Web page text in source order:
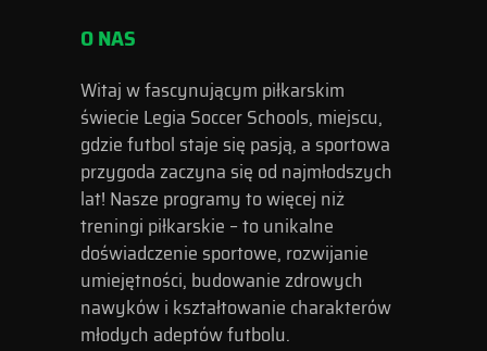
O NAS
Witaj w fascynującym piłkarskim
świecie Legia Soccer Schools, miejscu,
gdzie futbol staje się pasją, a sportowa
przygoda zaczyna się od najmłodszych
lat! Nasze programy to więcej niż
treningi piłkarskie – to unikalne
doświadczenie sportowe, rozwijanie
umiejętności, budowanie zdrowych
nawyków i kształtowanie charakterów
młodych adeptów futbolu.